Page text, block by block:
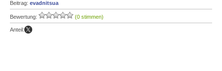
Beitrag: evadnitsua
Bewertung: (0 stimmen)
Anteil: